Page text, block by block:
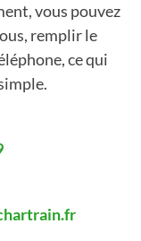
vous pouvez
remplir le
ce qui